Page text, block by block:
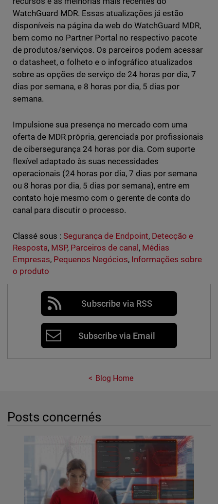
WatchGuard MDR. Essas atualizações já estão
disponíveis na página da web do WatchGuard MDR,
bem como no Partner Portal no respectivo pacote
de produtos/serviços. Os parceiros podem acessar
o datasheet, o folheto e o infográfico atualizados
sobre as opções de serviço de 24 horas por dia, 7
dias por semana, e 8 horas por dia, 5 dias por
semana.
Impulsione sua presença no mercado com uma
oferta de MDR própria, gerenciada por profissionais
de cibersegurança 24 horas por dia. Com suporte
flexível adaptado às suas necessidades
operacionais (24 horas por dia, 7 dias por semana
ou 8 horas por dia, 5 dias por semana), entre em
contato hoje mesmo com o gerente de conta do
canal para discutir o processo.
Classé sous : Segurança de Endpoint, Detecção e
Resposta, MSP, Parceiros de canal, Médias
Empresas, Pequenos Negócios, Informações sobre
o produto
Subscribe via RSS
Subscribe via Email
Blog Home
Posts concernés